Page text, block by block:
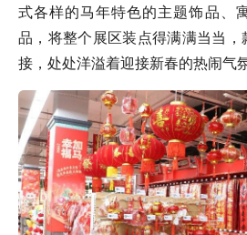
式各样的马年特色的主题饰品、
品，将整个展区装点得满满当当
接，处处洋溢着迎接新春的热闹气氛